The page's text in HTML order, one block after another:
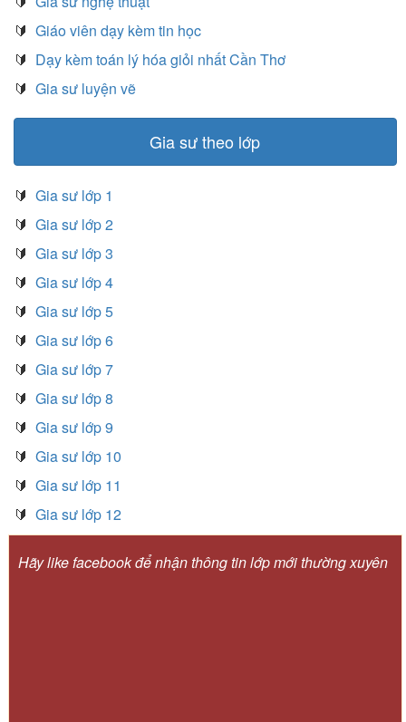
🔰 Giáo viên dạy kèm tin học
🔰 Dạy kèm toán lý hóa giỏi nhất Cần Thơ
🔰 Gia sư luyện vẽ
Gia sư theo lớp
🔰 Gia sư lớp 1
🔰 Gia sư lớp 2
🔰 Gia sư lớp 3
🔰 Gia sư lớp 4
🔰 Gia sư lớp 5
🔰 Gia sư lớp 6
🔰 Gia sư lớp 7
🔰 Gia sư lớp 8
🔰 Gia sư lớp 9
🔰 Gia sư lớp 10
🔰 Gia sư lớp 11
🔰 Gia sư lớp 12
Hãy like facebook để nhận thông tin lớp mới thường xuyên